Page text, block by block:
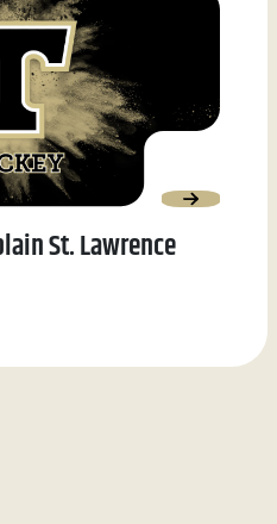
St. Lawrence